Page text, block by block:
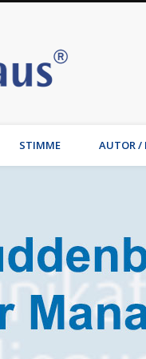
Wirtschaftsmediation,
STIMME AUTOR /